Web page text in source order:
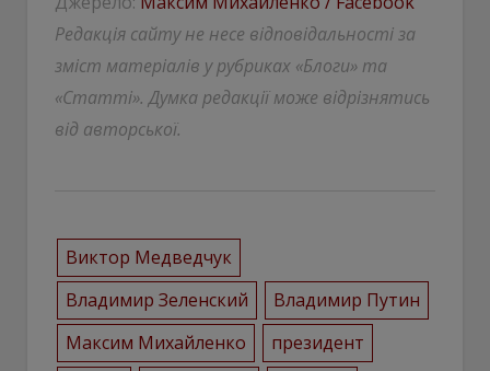
Редакція сайту не несе відповідальності за
зміст матеріалів у рубриках «Блоги» та
«Статті». Думка редакції може відрізнятись
від авторської.
Виктор Медведчук
Владимир Зеленский
Владимир Путин
Максим Михайленко
президент